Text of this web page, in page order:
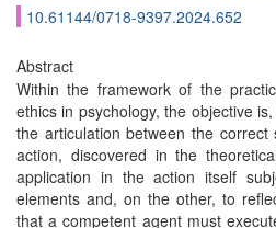
10.61144/0718-9397.2024.652
Abstract
Within the framework of the
ethics in psychology, the objective
the articulation between the
action, discovered in the
application in the action itself
elements and, on the other, to
that a competent agent must